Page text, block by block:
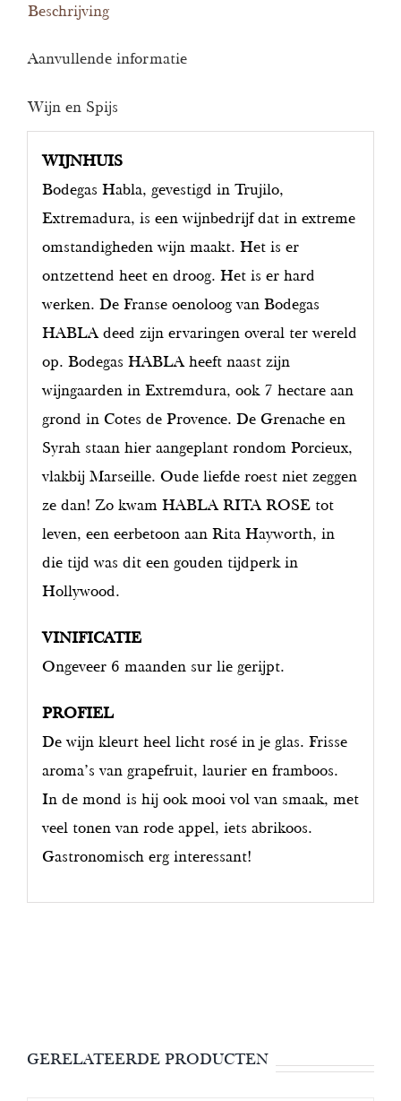
Beschrijving
Aanvullende informatie
Wijn en Spijs
WIJNHUIS
Bodegas Habla, gevestigd in Trujilo,
Extremadura, is een wijnbedrijf dat in extreme
omstandigheden wijn maakt. Het is er
ontzettend heet en droog. Het is er hard
werken. De Franse oenoloog van Bodegas
HABLA deed zijn ervaringen overal ter wereld
op. Bodegas HABLA heeft naast zijn
wijngaarden in Extremdura, ook 7 hectare aan
grond in Cotes de Provence. De Grenache en
Syrah staan hier aangeplant rondom Porcieux,
vlakbij Marseille. Oude liefde roest niet zeggen
ze dan! Zo kwam HABLA RITA ROSE tot
leven, een eerbetoon aan Rita Hayworth, in
die tijd was dit een gouden tijdperk in
Hollywood.
VINIFICATIE
Ongeveer 6 maanden sur lie gerijpt.
PROFIEL
De wijn kleurt heel licht rosé in je glas. Frisse
aroma’s van grapefruit, laurier en framboos.
In de mond is hij ook mooi vol van smaak, met
veel tonen van rode appel, iets abrikoos.
Gastronomisch erg interessant!
GERELATEERDE PRODUCTEN